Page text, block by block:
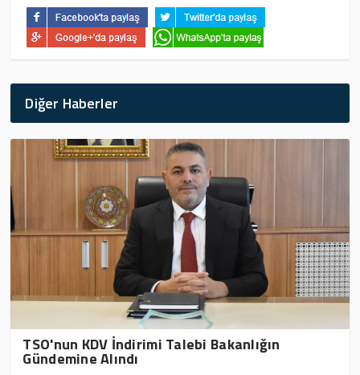
Diğer Haberler
TSO'nun KDV İndirimi Talebi Bakanlığın
Gündemine Alındı